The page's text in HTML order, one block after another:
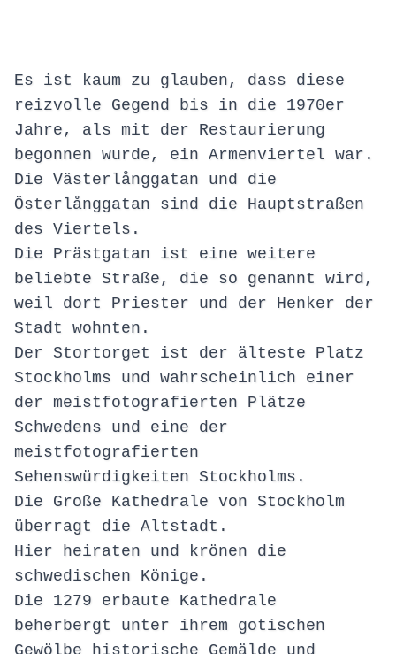
Es ist kaum zu glauben, dass diese
reizvolle Gegend bis in die 1970er
Jahre, als mit der Restaurierung
begonnen wurde, ein Armenviertel war.
Die Västerlånggatan und die
Österlånggatan sind die Hauptstraßen
des Viertels.
Die Prästgatan ist eine weitere
beliebte Straße, die so genannt wird,
weil dort Priester und der Henker der
Stadt wohnten.
Der Stortorget ist der älteste Platz
Stockholms und wahrscheinlich einer
der meistfotografierten Plätze
Schwedens und eine der
meistfotografierten
Sehenswürdigkeiten Stockholms.
Die Große Kathedrale von Stockholm
überragt die Altstadt.
Hier heiraten und krönen die
schwedischen Könige.
Die 1279 erbaute Kathedrale
beherbergt unter ihrem gotischen